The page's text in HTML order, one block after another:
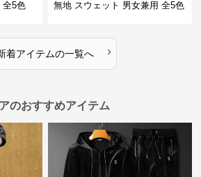
全5色
無地 スウェット 男女兼用 全5色
着アイテムの一覧へ ›
のおすすめアイテム